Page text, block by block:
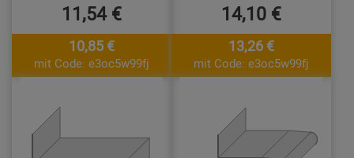
11,54 €
10,85 €
mit Code: e3oc5w99fj
14,10 €
13,26 €
mit Code: e3oc5w99fj